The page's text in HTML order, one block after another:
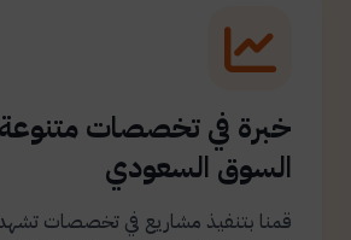
خبرة في تخصصات
السوق السعودي
قمنا بتنفيذ مشاريع في تخصصات تشهد